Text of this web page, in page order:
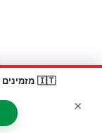
🇮🇹 מזמינים דרך Booking? קבלו
×